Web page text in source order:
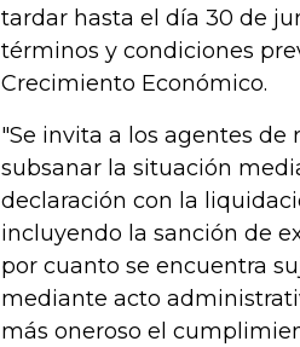
tardar hasta el día 30 de
términos y condiciones
Crecimiento Económico.
"Se invita a los agentes de
subsanar la situación
declaración con la
incluyendo la sanción de
por cuanto se encuentra
mediante acto
más oneroso el